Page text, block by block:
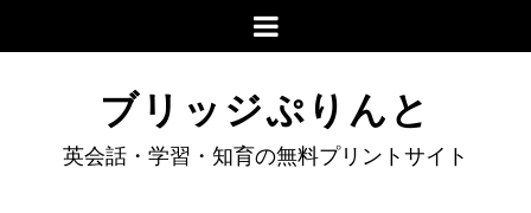
ブリッジぷりんと
英会話・学習・知育の無料プリントサイト